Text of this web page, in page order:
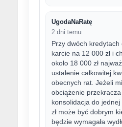
UgodaNaRatę
2 dni temu
Przy dwóch kredytach
karcie na 12 000 zł i
około 18 000 zł
ustalenie całkowitej
obecnych rat. Jeżeli
obciążenie przekracza
konsolidacja do
zł może być dobrym
będzie wymagała